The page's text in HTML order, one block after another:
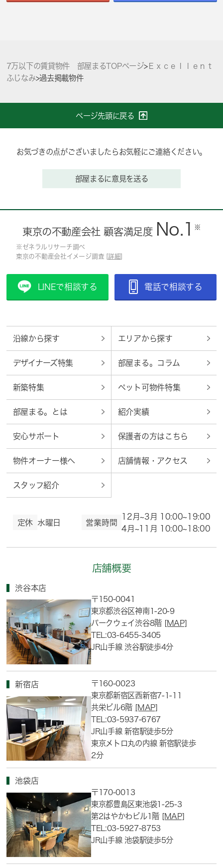
7万以下の賃貸物件 部屋まるTOPページ>Ｅｘｃｅｌｌｅｎｔ
ふじなみ>過去掲載物件
ページ先頭に戻る
お気づきの点がございましたらお気軽にご連絡ください。
部屋まるに意見を送る
東京の不動産会社 顧客満足度 No.1 ※
※ゼネラルリサーチ調べ
東京の不動産会社イメージ調査 [ 詳細
LINEで相談する 電話で相談する
沿線から探す エリアから探す
デザイナーズ特集 部屋まる。コラム
新築特集 ペット可物件特集
部屋まる。とは 紹介実績
安心サポート 保護者の方はこちら
物件オーナー様へ 店舗情報・アクセス
スタッフ紹介
定休 水曜日 営業時間
12月~3月 10:00~19:00
4月~11月 10:00~18:00
店舗概要
渋谷本店
〒150-0041
東京都渋谷区神南1-20-9
パークウェイ渋谷8階 [MAP]
TEL:03-6455-3405
JR山手線 渋谷駅徒歩4分
新宿店
〒160-0023
東京都新宿区西新宿7-1-11
共栄ビル6階 [MAP]
TEL:03-5937-6767
JR山手線 新宿駅徒歩5分
東京メトロ丸の内線 新宿駅徒歩
2分
池袋店
〒170-0013
東京都豊島区東池袋1-25-3
第2はやかわビル1階 [MAP]
TEL:03-5927-8753
JR山手線 池袋駅徒歩5分